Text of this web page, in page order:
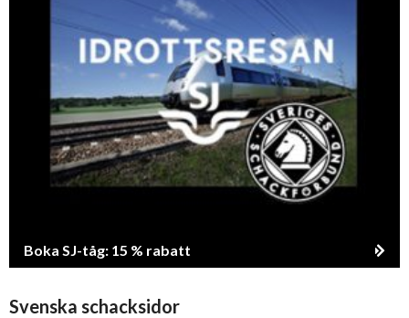
Boka SJ-tåg: 15 % rabatt
Svenska schacksidor